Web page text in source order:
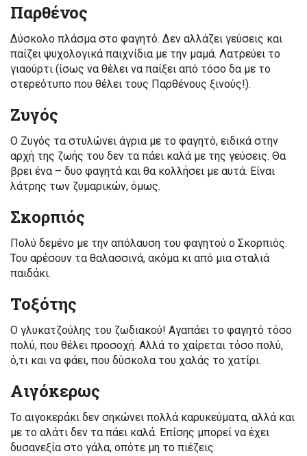
Παρθένος
Δύσκολο πλάσμα στο φαγητό. Δεν αλλάζει γεύσεις και
παίζει ψυχολογικά παιχνίδια με την μαμά. Λατρεύει το
γιαούρτι (ίσως να θέλει να παίξει από τόσο δα με το
στερεότυπο που θέλει τους Παρθένους ξινούς!).
Ζυγός
Ο Ζυγός τα στυλώνει άγρια με το φαγητό, ειδικά στην
αρχή της ζωής του δεν τα πάει καλά με της γεύσεις. Θα
βρει ένα – δυο φαγητά και θα κολλήσει με αυτά. Είναι
λάτρης των ζυμαρικών, όμως.
Σκορπιός
Πολύ δεμένο με την απόλαυση του φαγητού ο Σκορπιός.
Του αρέσουν τα θαλασσινά, ακόμα κι από μια σταλιά
παιδάκι.
Τοξότης
Ο γλυκατζούλης του ζωδιακού! Αγαπάει το φαγητό τόσο
πολύ, που θέλει προσοχή. Αλλά το χαίρεται τόσο πολύ,
ό,τι και να φάει, που δύσκολα του χαλάς το χατίρι.
Αιγόκερως
Το αιγοκεράκι δεν σηκώνει πολλά καρυκεύματα, αλλά και
με το αλάτι δεν τα πάει καλά. Επίσης μπορεί να έχει
δυσανεξία στο γάλα, οπότε μη το πιέζεις.